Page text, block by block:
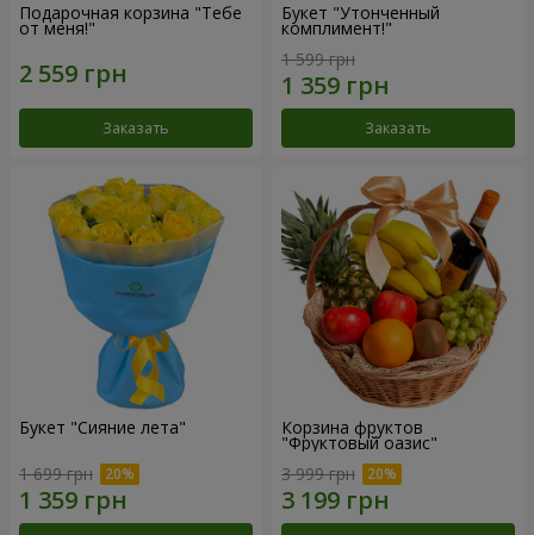
Подарочная корзина "Тебе
от меня!"
Заказать
Букет "Утонченный
комплимент!"
1 599 грн
Заказать
Букет "Сияние лета"
1 699 грн
Корзина фруктов
"Фруктовый оазис"
3 999 грн